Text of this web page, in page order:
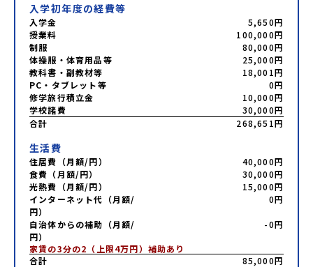
入学初年度の経費等
入学金
5,650円
授業料
100,000円
制服
80,000円
体操服・体育用品等
25,000円
教科書・副教材等
18,001円
PC・タブレット等
0円
修学旅行積立金
10,000円
学校諸費
30,000円
合計
268,651円
生活費
住居費（月額/円）
40,000円
食費（月額/円）
30,000円
光熱費（月額/円）
15,000円
インターネット代（月額/
円）
0円
自治体からの補助（月額/
円）
-0円
家賃の3分の2（上限4万円）補助あり
合計
85,000円